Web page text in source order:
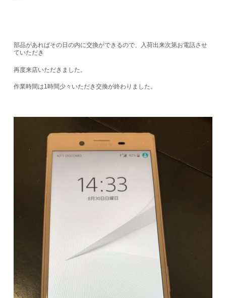
部品があればその日の内に交換ができるので、入荷出来次第お電話させ
ていただき
再度来店いただきました。
作業時間は1時間少々いただき交換が終わりました。